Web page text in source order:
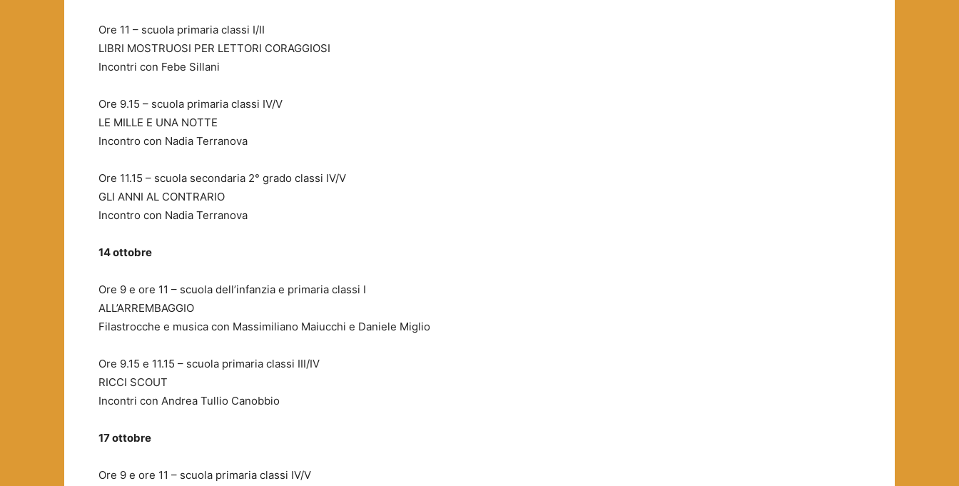
Ore 11 – scuola primaria classi I/II
LIBRI MOSTRUOSI PER LETTORI CORAGGIOSI
Incontri con Febe Sillani
Ore 9.15 – scuola primaria classi IV/V
LE MILLE E UNA NOTTE
Incontro con Nadia Terranova
Ore 11.15 – scuola secondaria 2° grado classi IV/V
GLI ANNI AL CONTRARIO
Incontro con Nadia Terranova
14 ottobre
Ore 9 e ore 11 – scuola dell’infanzia e primaria classi I
ALL’ARREMBAGGIO
Filastrocche e musica con Massimiliano Maiucchi e Daniele Miglio
Ore 9.15 e 11.15 – scuola primaria classi III/IV
RICCI SCOUT
Incontri con Andrea Tullio Canobbio
17 ottobre
Ore 9 e ore 11 – scuola primaria classi IV/V